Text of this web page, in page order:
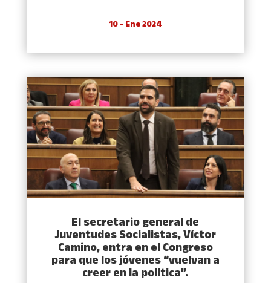
10 - Ene 2024
El secretario general de
Juventudes Socialistas, Víctor
Camino, entra en el Congreso
para que los jóvenes “vuelvan a
creer en la política”.